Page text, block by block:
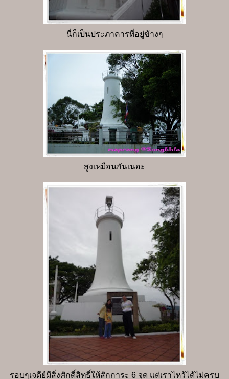
นี่ก็เป็นประภาคารที่อยู่ข้างๆ
สูงเหมือนกันเนอะ
รอบๆเจดีย์มีสิ่งศักดิ์สิทธิ์ให้สักการะ 6 จุด แต่เราไหว้ได้ไม่ครบ